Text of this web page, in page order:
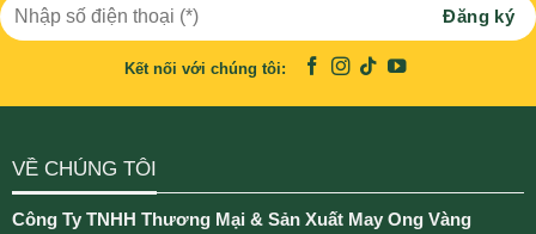
Kết nối với chúng tôi:
VỀ CHÚNG TÔI
Công Ty TNHH Thương Mại & Sản Xuất May Ong Vàng